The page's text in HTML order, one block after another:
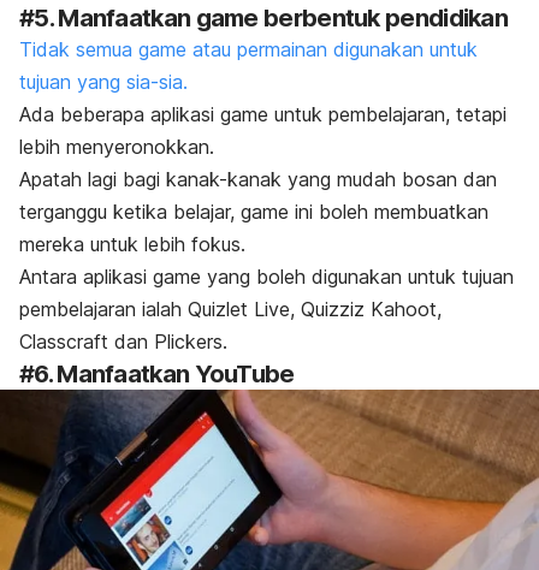
#5. Manfaatkan game berbentuk pendidikan
Tidak semua game atau permainan digunakan untuk
tujuan yang sia-sia.
Ada beberapa aplikasi game untuk pembelajaran, tetapi
lebih menyeronokkan.
Apatah lagi bagi kanak-kanak yang mudah bosan dan
terganggu ketika belajar, game ini boleh membuatkan
mereka untuk lebih fokus.
Antara aplikasi game yang boleh digunakan untuk tujuan
pembelajaran ialah Quizlet Live, Quizziz Kahoot,
Classcraft dan Plickers.
#6. Manfaatkan YouTube